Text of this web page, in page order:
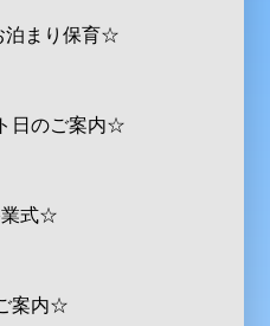
泊まり保育☆
日のご案内☆
業式☆
案内☆